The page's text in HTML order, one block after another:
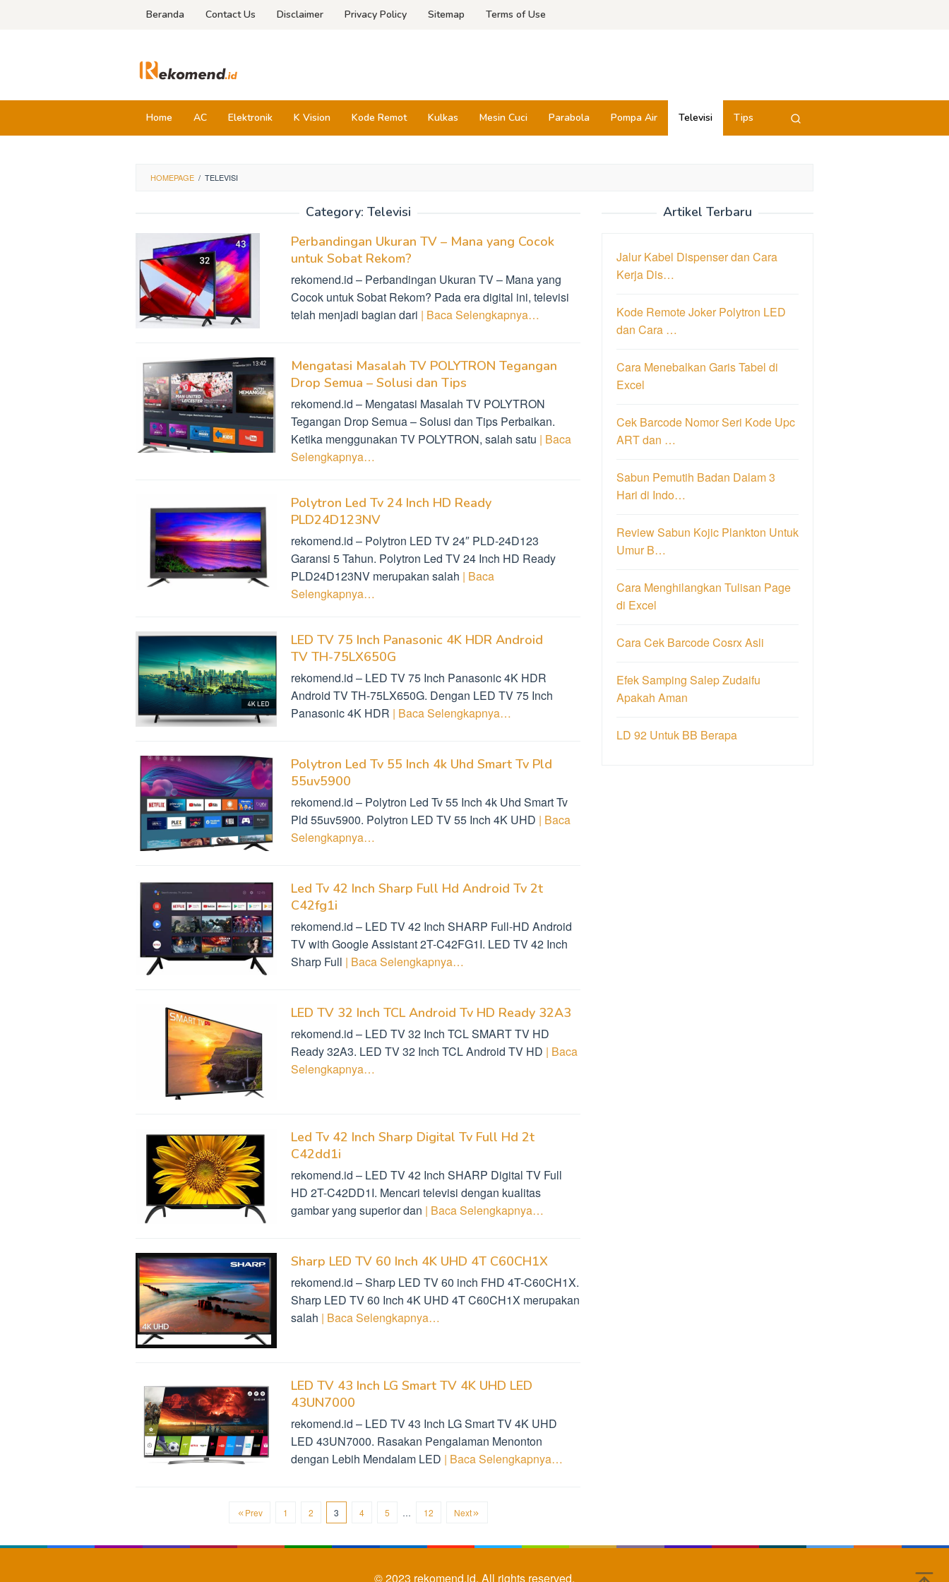
Beranda Contact Us Disclaimer Privacy Policy Sitemap Terms of Use
Home AC Elektronik K Vision Kode Remot Kulkas Mesin Cuci Parabola Pompa Air Televisi Tips
HOMEPAGE / TELEVISI
Category: Televisi
Perbandingan Ukuran TV – Mana yang Cocok
untuk Sobat Rekom?
rekomend.id – Perbandingan Ukuran TV – Mana yang
Cocok untuk Sobat Rekom? Pada era digital ini, televisi
telah menjadi bagian dari | Baca Selengkapnya…
Mengatasi Masalah TV POLYTRON Tegangan
Drop Semua – Solusi dan Tips
rekomend.id – Mengatasi Masalah TV POLYTRON
Tegangan Drop Semua – Solusi dan Tips Perbaikan.
Ketika menggunakan TV POLYTRON, salah satu | Baca
Selengkapnya…
Polytron Led Tv 24 Inch HD Ready
PLD24D123NV
rekomend.id – Polytron LED TV 24″ PLD-24D123
Garansi 5 Tahun. Polytron Led TV 24 Inch HD Ready
PLD24D123NV merupakan salah | Baca
Selengkapnya…
LED TV 75 Inch Panasonic 4K HDR Android
TV TH-75LX650G
rekomend.id – LED TV 75 Inch Panasonic 4K HDR
Android TV TH-75LX650G. Dengan LED TV 75 Inch
Panasonic 4K HDR | Baca Selengkapnya…
Polytron Led Tv 55 Inch 4k Uhd Smart Tv Pld
55uv5900
rekomend.id – Polytron Led Tv 55 Inch 4k Uhd Smart Tv
Pld 55uv5900. Polytron LED TV 55 Inch 4K UHD | Baca
Selengkapnya…
Led Tv 42 Inch Sharp Full Hd Android Tv 2t
C42fg1i
rekomend.id – LED TV 42 Inch SHARP Full-HD Android
TV with Google Assistant 2T-C42FG1I. LED TV 42 Inch
Sharp Full | Baca Selengkapnya…
LED TV 32 Inch TCL Android Tv HD Ready 32A3
rekomend.id – LED TV 32 Inch TCL SMART TV HD
Ready 32A3. LED TV 32 Inch TCL Android TV HD | Baca
Selengkapnya…
Led Tv 42 Inch Sharp Digital Tv Full Hd 2t
C42dd1i
rekomend.id – LED TV 42 Inch SHARP Digital TV Full
HD 2T-C42DD1I. Mencari televisi dengan kualitas
gambar yang superior dan | Baca Selengkapnya…
Sharp LED TV 60 Inch 4K UHD 4T C60CH1X
rekomend.id – Sharp LED TV 60 inch FHD 4T-C60CH1X.
Sharp LED TV 60 Inch 4K UHD 4T C60CH1X merupakan
salah | Baca Selengkapnya…
LED TV 43 Inch LG Smart TV 4K UHD LED
43UN7000
rekomend.id – LED TV 43 Inch LG Smart TV 4K UHD
LED 43UN7000. Rasakan Pengalaman Menonton
dengan Lebih Mendalam LED | Baca Selengkapnya…
Prev 1 2 3 4 5 … 12 Next
Artikel Terbaru
Jalur Kabel Dispenser dan Cara
Kerja Dis…
Kode Remote Joker Polytron LED
dan Cara …
Cara Menebalkan Garis Tabel di
Excel
Cek Barcode Nomor Seri Kode Upc
ART dan …
Sabun Pemutih Badan Dalam 3
Hari di Indo…
Review Sabun Kojic Plankton Untuk
Umur B…
Cara Menghilangkan Tulisan Page
di Excel
Cara Cek Barcode Cosrx Asli
Efek Samping Salep Zudaifu
Apakah Aman
LD 92 Untuk BB Berapa
© 2023 rekomend.id. All rights reserved.